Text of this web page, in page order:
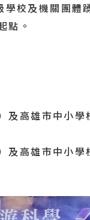
及機關團體
點。
高雄市中小
高雄市中小